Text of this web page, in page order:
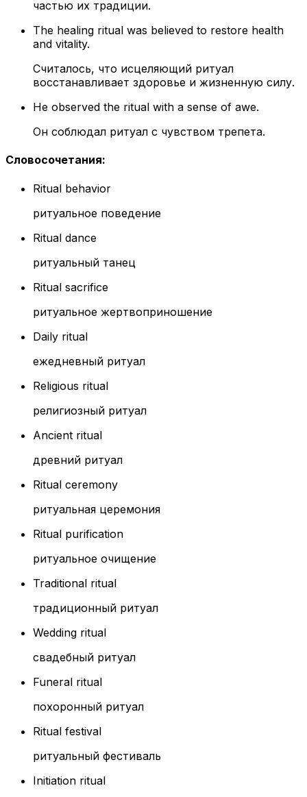
частью их традиции.
The healing ritual was believed to restore health
and vitality.
Считалось, что исцеляющий ритуал
восстанавливает здоровье и жизненную силу.
He observed the ritual with a sense of awe.
Он соблюдал ритуал с чувством трепета.
Словосочетания:
Ritual behavior
ритуальное поведение
Ritual dance
ритуальный танец
Ritual sacrifice
ритуальное жертвоприношение
Daily ritual
ежедневный ритуал
Religious ritual
религиозный ритуал
Ancient ritual
древний ритуал
Ritual ceremony
ритуальная церемония
Ritual purification
ритуальное очищение
Traditional ritual
традиционный ритуал
Wedding ritual
свадебный ритуал
Funeral ritual
похоронный ритуал
Ritual festival
ритуальный фестиваль
Initiation ritual